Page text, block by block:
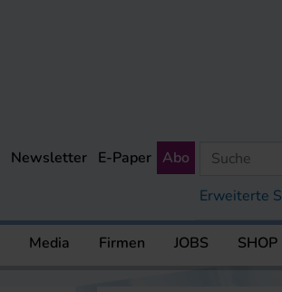
Erweiterte
Newsletter E-Paper Abo
Media Firmen JOBS SHOP